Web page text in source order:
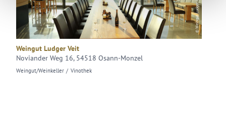
© Weingut Ludger Veit
Weingut Ludger Veit
Noviander Weg 16, 54518 Osann-Monzel
Weingut/Weinkeller Vinothek